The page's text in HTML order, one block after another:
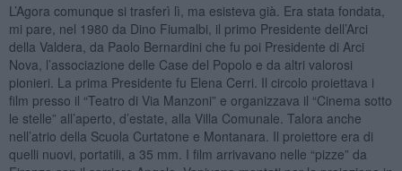
L’Agora comunque si trasferì lì, ma esisteva già. Era stata fondata,
mi pare, nel 1980 da Dino Fiumalbi, il primo Presidente dell’Arci
della Valdera, da Paolo Bernardini che fu poi Presidente di Arci
Nova, l’associazione delle Case del Popolo e da altri valorosi
pionieri. La prima Presidente fu Elena Cerri. Il circolo proiettava i
film presso il “Teatro di Via Manzoni” e organizzava il “Cinema sotto
le stelle” all’aperto, d’estate, alla Villa Comunale. Talora anche
nell’atrio della Scuola Curtatone e Montanara. Il proiettore era di
quelli nuovi, portatili, a 35 mm. I film arrivavano nelle “pizze” da